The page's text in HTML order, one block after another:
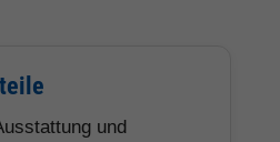
und